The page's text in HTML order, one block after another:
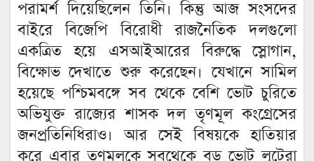
পরামর্শ দিয়েছিলেন তিনি। কিন্তু আজ সংসদের
বাইরে বিজেপি বিরোধী রাজনৈতিক দলগুলো
একত্রিত হয়ে এসআইআরের বিরুদ্ধে স্লোগান,
বিক্ষোভ দেখাতে শুরু করেছেন। যেখানে সামিল
হয়েছে পশ্চিমবঙ্গে সব থেকে বেশি ভোট চুরিতে
অভিযুক্ত রাজ্যের শাসক দল তৃণমূল কংগ্রেসের
জনপ্রতিনিধিরাও। আর সেই বিষয়কে হাতিয়ার
করে এবার তৃণমূলকে সবথেকে বড় ভোট লুটেরা